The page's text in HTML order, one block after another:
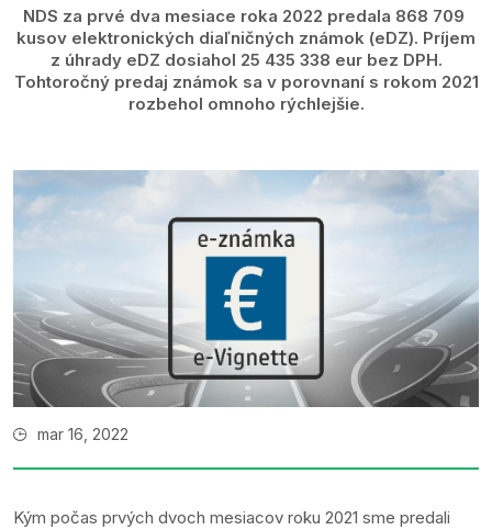
NDS za prvé dva mesiace roka 2022 predala 868 709
kusov elektronických diaľničných známok (eDZ). Príjem
z úhrady eDZ dosiahol 25 435 338 eur bez DPH.
Tohtoročný predaj známok sa v porovnaní s rokom 2021
rozbehol omnoho rýchlejšie.
mar 16, 2022
Kým počas prvých dvoch mesiacov roku 2021 sme predali